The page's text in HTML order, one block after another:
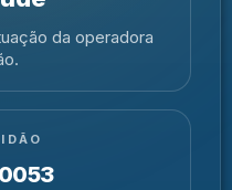
da operadora